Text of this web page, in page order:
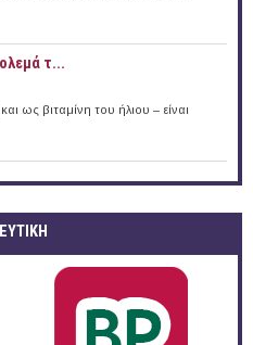
τ...
ως βιταμίνη του ήλιου – είναι